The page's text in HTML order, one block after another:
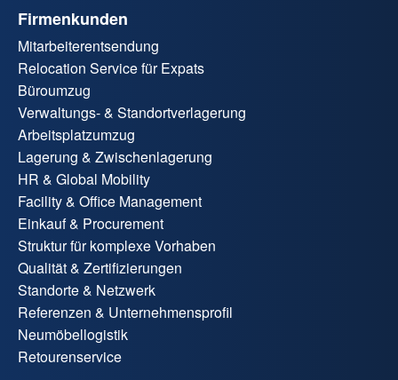
Firmenkunden
Mitarbeiterentsendung
Relocation Service für Expats
Büroumzug
Verwaltungs- & Standortverlagerung
Arbeitsplatzumzug
Lagerung & Zwischenlagerung
HR & Global Mobility
Facility & Office Management
Einkauf & Procurement
Struktur für komplexe Vorhaben
Qualität & Zertifizierungen
Standorte & Netzwerk
Referenzen & Unternehmensprofil
Neumöbellogistik
Retourenservice